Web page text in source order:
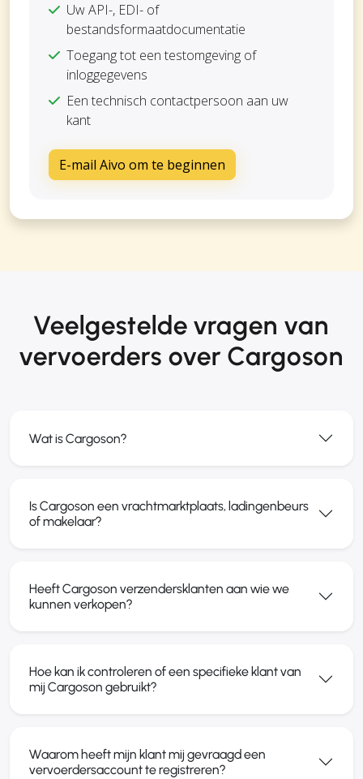
Uw API-, EDI- of
bestandsformaatdocumentatie
Toegang tot een testomgeving of
inloggegevens
Een technisch contactpersoon aan uw
kant
E-mail Aivo om te beginnen
Veelgestelde vragen van
vervoerders over Cargoson
Wat is Cargoson?
Is Cargoson een vrachtmarktplaats, ladingenbeurs
of makelaar?
Heeft Cargoson verzendersklanten aan wie we
kunnen verkopen?
Hoe kan ik controleren of een specifieke klant van
mij Cargoson gebruikt?
Waarom heeft mijn klant mij gevraagd een
vervoerdersaccount te registreren?